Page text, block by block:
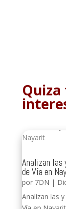
Analizan las
de Vía en
por 7DN |
Analizan las